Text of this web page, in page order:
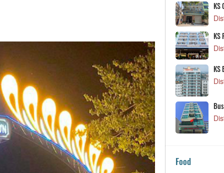
KS Biển Đợi
Distance: 430 m
Business name
Distance: 480 m
Food